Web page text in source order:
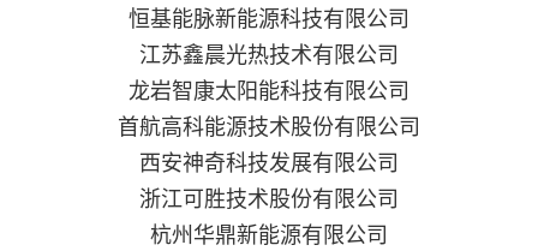
恒基能脉新能源科技有限公司
江苏鑫晨光热技术有限公司
龙岩智康太阳能科技有限公司
首航高科能源技术股份有限公司
西安神奇科技发展有限公司
浙江可胜技术股份有限公司
杭州华鼎新能源有限公司